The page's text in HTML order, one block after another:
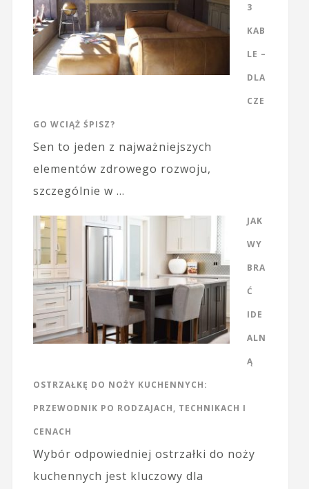
3
KAB
LE –
DLA
CZE
GO WCIĄŻ ŚPISZ?
Sen to jeden z najważniejszych
elementów zdrowego rozwoju,
szczególnie w …
JAK
WY
BRA
Ć
IDE
ALN
Ą
OSTRZAŁKĘ DO NOŻY KUCHENNYCH:
PRZEWODNIK PO RODZAJACH, TECHNIKACH I
CENACH
Wybór odpowiedniej ostrzałki do noży
kuchennych jest kluczowy dla